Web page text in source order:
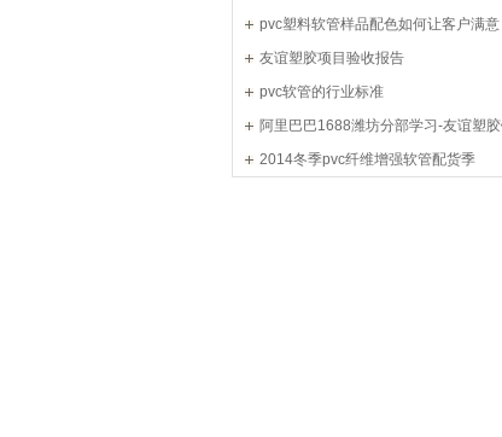
pvc塑料软管样品配色如何让客户满意
友谊塑胶项目验收报告
pvc软管的行业标准
阿里巴巴1688潍坊分部学习-友谊塑
2014冬季pvc纤维增强软管配货季